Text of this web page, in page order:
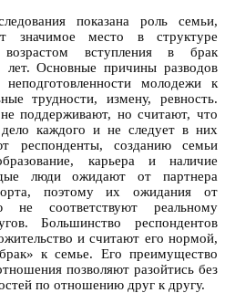
показана роль семьи,
значимое место в структуре
вступления в брак
Основные причины разводов
молодежи к
трудности, измену, ревность.
поддерживают, но считают, что
каждого и не следует в них
респонденты, созданию семьи
карьера и наличие
люди ожидают от партнера
поэтому их ожидания от
не соответствуют реальному
Большинство респондентов
и считают его нормой,
к семье. Его преимущество
позволяют разойтись без
по отношению друг к другу.